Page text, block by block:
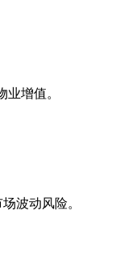
增值。
波动风险。